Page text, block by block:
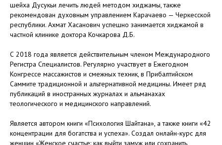
шейха Дусукьи лечить людей методом хиджамы, также
рекомендован духовным управлением Карачаево — Черкесской
республики. Ахмат Хасанович успешно занимается хиджамой в
частной клинике доктора Кочкарова Д.Б.
С 2018 года является действительным членом Международного
Регистра Специалистов. Регулярно участвует в Ежегодном
Конгрессе массажистов и смежных техник, в Прибалтийском
Саммите традиционной и альтернативной медицины. Имеет ряд
публикаций в иностранных журналах и альманахах
теологического и медицинского направлений.
Является автором книги «Психология Шайтана», а также книги «42
концентрации для богатства и успеха». Создал онлайн-курс для
женщин «Женское счастье: как выйти замуж или сохранить